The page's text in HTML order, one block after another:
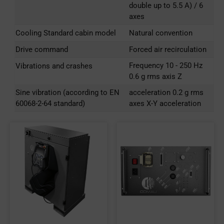
double up to 5.5 A) / 6
axes
Cooling Standard cabin model
Natural convention
Drive command
Forced air recirculation
Vibrations and crashes
Frequency 10 - 250 Hz
0.6 g rms axis Z
Sine vibration (according to EN
60068-2-64 standard)
acceleration 0.2 g rms
axes X-Y acceleration